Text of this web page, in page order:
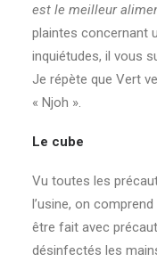
est le meilleur
plaintes concernant
inquiétudes, il vous
Je répète que Vert
« Njoh ».
Le cube
Vu toutes les
l’usine, on
être fait avec
désinfectés les